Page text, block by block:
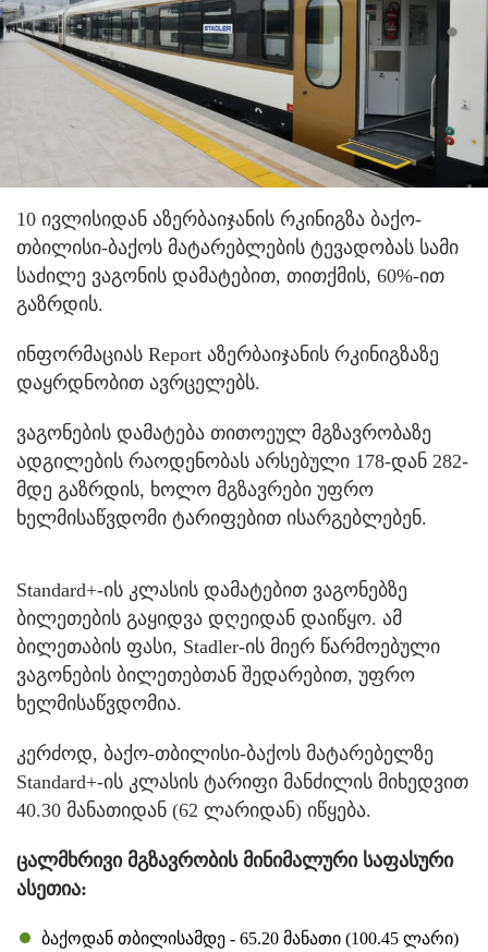
10 ივლისიდან აზერბაიჯანის რკინიგზა ბაქო-
თბილისი-ბაქოს მატარებლების ტევადობას სამი
საძილე ვაგონის დამატებით, თითქმის, 60%-ით
გაზრდის.
ინფორმაციას Report აზერბაიჯანის რკინიგზაზე
დაყრდნობით ავრცელებს.
ვაგონების დამატება თითოეულ მგზავრობაზე
ადგილების რაოდენობას არსებული 178-დან 282-
მდე გაზრდის, ხოლო მგზავრები უფრო
ხელმისაწვდომი ტარიფებით ისარგებლებენ.
Standard+-ის კლასის დამატებით ვაგონებზე
ბილეთების გაყიდვა დღეიდან დაიწყო. ამ
ბილეთაბის ფასი, Stadler-ის მიერ წარმოებული
ვაგონების ბილეთებთან შედარებით, უფრო
ხელმისაწვდომია.
კერძოდ, ბაქო-თბილისი-ბაქოს მატარებელზე
Standard+-ის კლასის ტარიფი მანძილის მიხედვით
40.30 მანათიდან (62 ლარიდან) იწყება.
ცალმხრივი მგზავრობის მინიმალური საფასური
ასეთია:
ბაქოდან თბილისამდე - 65.20 მანათი (100.45 ლარი)